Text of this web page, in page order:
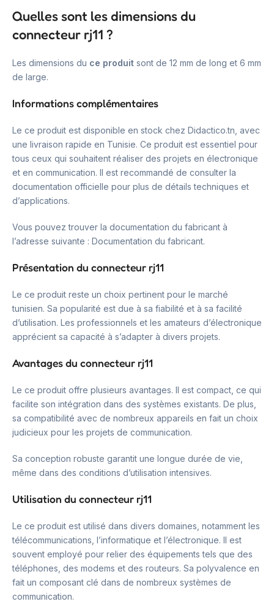
Quelles sont les dimensions du
connecteur rj11 ?
Les dimensions du ce produit sont de 12 mm de long et 6 mm
de large.
Informations complémentaires
Le ce produit est disponible en stock chez Didactico.tn, avec
une livraison rapide en Tunisie. Ce produit est essentiel pour
tous ceux qui souhaitent réaliser des projets en électronique
et en communication. Il est recommandé de consulter la
documentation officielle pour plus de détails techniques et
d’applications.
Vous pouvez trouver la documentation du fabricant à
l’adresse suivante : Documentation du fabricant.
Présentation du connecteur rj11
Le ce produit reste un choix pertinent pour le marché
tunisien. Sa popularité est due à sa fiabilité et à sa facilité
d’utilisation. Les professionnels et les amateurs d’électronique
apprécient sa capacité à s’adapter à divers projets.
Avantages du connecteur rj11
Le ce produit offre plusieurs avantages. Il est compact, ce qui
facilite son intégration dans des systèmes existants. De plus,
sa compatibilité avec de nombreux appareils en fait un choix
judicieux pour les projets de communication.
Sa conception robuste garantit une longue durée de vie,
même dans des conditions d’utilisation intensives.
Utilisation du connecteur rj11
Le ce produit est utilisé dans divers domaines, notamment les
télécommunications, l’informatique et l’électronique. Il est
souvent employé pour relier des équipements tels que des
téléphones, des modems et des routeurs. Sa polyvalence en
fait un composant clé dans de nombreux systèmes de
communication.